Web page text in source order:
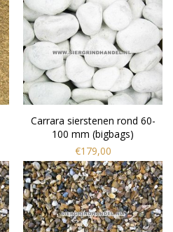
Carrara sierstenen rond 60-
100 mm (bigbags)
€179,00